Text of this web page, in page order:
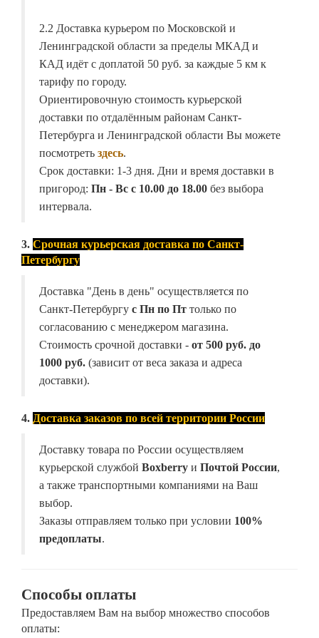
2.2 Доставка курьером по Московской и
Ленинградской области за пределы МКАД и
КАД идёт с доплатой 50 руб. за каждые 5 км к
тарифу по городу.
Ориентировочную стоимость курьерской
доставки по отдалённым районам Санкт-
Петербурга и Ленинградской области Вы можете
посмотреть здесь.
Срок доставки: 1-3 дня. Дни и время доставки в
пригород: Пн - Вс с 10.00 до 18.00 без выбора
интервала.
3. Срочная курьерская доставка по Санкт-
Петербургу
Доставка "День в день" осуществляется по
Санкт-Петербургу с Пн по Пт только по
согласованию с менеджером магазина.
Стоимость срочной доставки - от 500 руб. до
1000 руб. (зависит от веса заказа и адреса
доставки).
4. Доставка заказов по всей территории России
Доставку товара по России осуществляем
курьерской службой Boxberry и Почтой России,
а также транспортными компаниями на Ваш
выбор.
Заказы отправляем только при условии 100%
предоплаты.
Способы оплаты
Предоставляем Вам на выбор множество способов
оплаты: